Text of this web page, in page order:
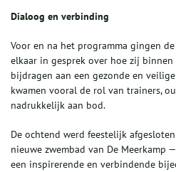
Dialoog en verbinding
Voor en na het programma gingen
elkaar in gesprek over hoe zij
bijdragen aan een gezonde en
kwamen vooral de rol van trainers,
nadrukkelijk aan bod.
De ochtend werd feestelijk
nieuwe zwembad van De Meerkamp
een inspirerende en verbindende